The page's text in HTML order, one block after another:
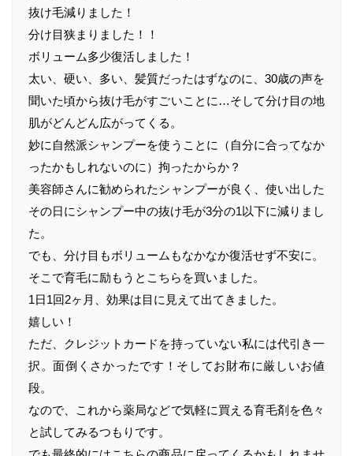
抜け毛減りました！
分け目狭まりました！！
ボリューム多少復活しました！
太い、硬い、多い、髪質だったはずなのに、30歳の声を
聞いた頃から抜け毛がすごいことに…そして分け目の地
肌がどんどん広がってくる。
妙に自然派シャンプーを使うことに（自分に合ってなか
ったかもしれないのに）拘ったからか？
美容師さんに勧められたシャンプーが良く、使い出した
その日にシャンプー中の抜け毛が3分の1以下に減りまし
た。
でも、分け目もボリュームもなかなか復活せず不安に。
そこで育毛に励もうとこちらを買いました。
1日1回2ヶ月、効果は目に見えて出てきました。
嬉しい！
ただ、クレジットカードを持っていない私には代引き一
択。面倒くさかったです！そしてお財布に厳しいお値
段。
なので、これから薬局などで気軽に買える育毛剤を色々
と試してみるつもりです。